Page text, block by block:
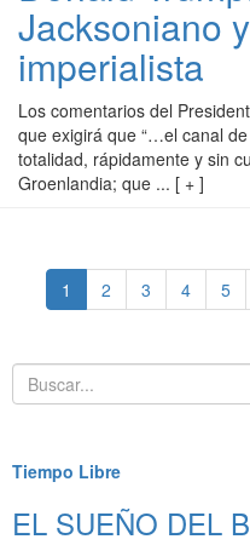
Jacksoniano
imperialista
Los comentarios del
que exigirá que “…el canal
totalidad, rápidamente y sin
Groenlandia; que ... [ + ]
1 (current)
2 3 4 5
Tiempo Libre
EL SUEÑO DEL